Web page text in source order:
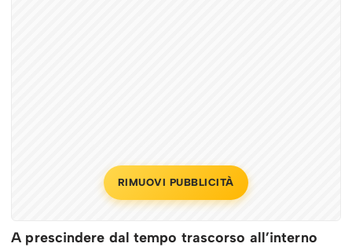
RIMUOVI PUBBLICITÀ
A prescindere dal tempo trascorso all’interno